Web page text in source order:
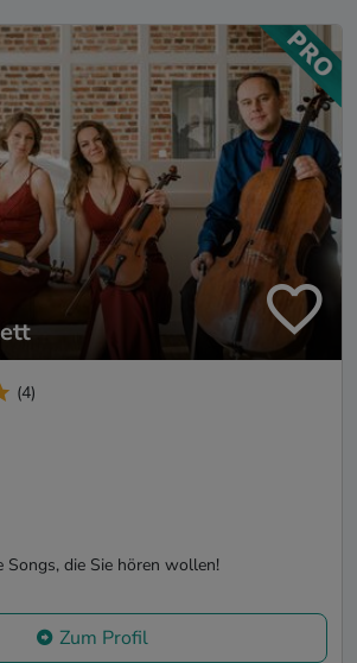
(4)
Songs, die Sie hören wollen!
Zum Profil